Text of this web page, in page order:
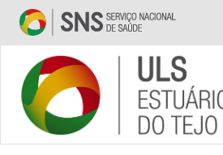
Saltar para conteúdo principal